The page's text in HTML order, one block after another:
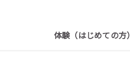
体験（はじめての方）